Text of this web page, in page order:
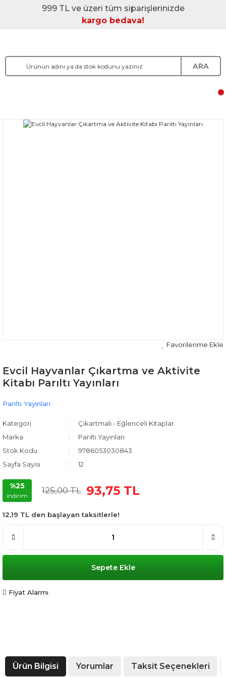
999 TL ve üzeri tüm siparişlerinizde
kargo bedava!
ARA
Evcil Hayvanlar Çıkartma ve Aktivite
Kitabı Parıltı Yayınları
Parıltı Yayınları
Kategori
Çıkartmalı - Eğlenceli Kitaplar
Marka
Parıltı Yayınları
Stok Kodu
9786053030843
Sayfa Sayısı
12
%25
indirim
125,00 TL 93,75 TL
12,19 TL den başlayan taksitlerle!
Sepete Ekle
Fiyat Alarmı
Ürün Bilgisi Yorumlar Taksit Seçenekleri